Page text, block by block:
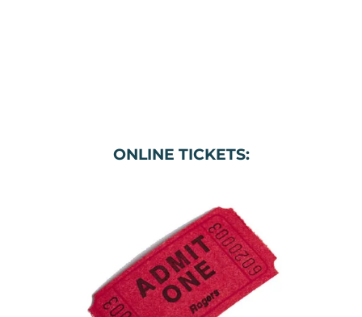
ONLINE TICKETS: